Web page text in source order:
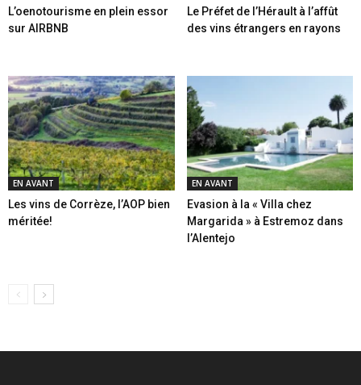
L’oenotourisme en plein essor
sur AIRBNB
Le Préfet de l’Hérault à l’affût
des vins étrangers en rayons
EN AVANT
Les vins de Corrèze, l’AOP bien
méritée!
EN AVANT
Evasion à la « Villa chez
Margarida » à Estremoz dans
l’Alentejo